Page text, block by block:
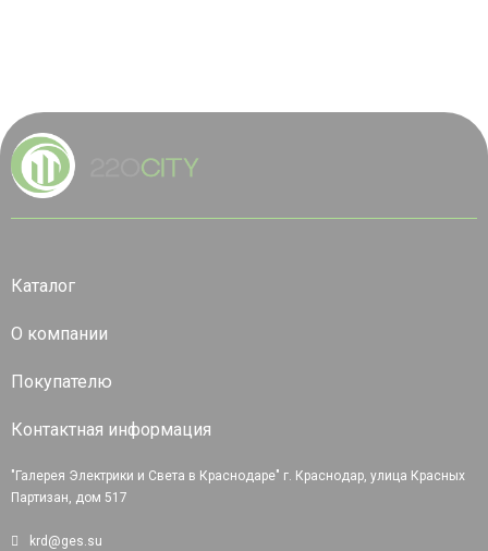
Каталог
О компании
Покупателю
Контактная информация
"Галерея Электрики и Света в Краснодаре" г. Краснодар, улица Красных
Партизан, дом 517
krd@ges.su